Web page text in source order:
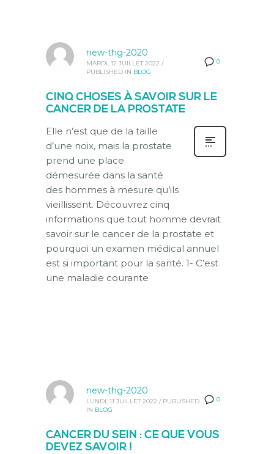
0
new-thg-2020
MARDI, 12 JUILLET 2022 /
PUBLISHED IN BLOG
CINQ CHOSES À SAVOIR SUR LE
CANCER DE LA PROSTATE
Elle n’est que de la taille
d’une noix, mais la prostate
prend une place
démesurée dans la santé
des hommes à mesure qu’ils
vieillissent. Découvrez cinq
informations que tout homme devrait
savoir sur le cancer de la prostate et
pourquoi un examen médical annuel
est si important pour la santé. 1- C’est
une maladie courante
0
new-thg-2020
LUNDI, 11 JUILLET 2022 / PUBLISHED
IN BLOG
CANCER DU SEIN : CE QUE VOUS
DEVEZ SAVOIR !